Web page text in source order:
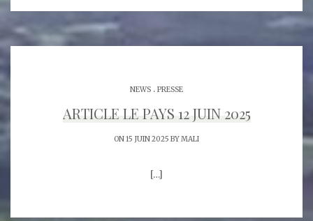
NEWS . PRESSE
ARTICLE LE PAYS 12 JUIN 2025
ON 15 JUIN 2025 BYMALI
[…]